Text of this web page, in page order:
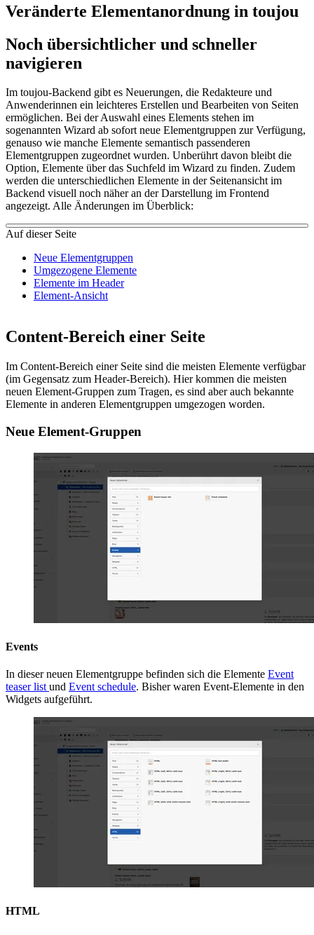
Veränderte Elementanordnung in toujou
Noch übersichtlicher und schneller
navigieren
Im toujou-Backend gibt es Neuerungen, die Redakteure und
Anwenderinnen ein leichteres Erstellen und Bearbeiten von Seiten
ermöglichen. Bei der Auswahl eines Elements stehen im
sogenannten Wizard ab sofort neue Elementgruppen zur Verfügung,
genauso wie manche Elemente semantisch passenderen
Elementgruppen zugeordnet wurden. Unberührt davon bleibt die
Option, Elemente über das Suchfeld im Wizard zu finden. Zudem
werden die unterschiedlichen Elemente in der Seitenansicht im
Backend visuell noch näher an der Darstellung im Frontend
angezeigt. Alle Änderungen im Überblick:
Auf dieser Seite
Neue Elementgruppen
Umgezogene Elemente
Elemente im Header
Element-Ansicht
Content-Bereich einer Seite
Im Content-Bereich einer Seite sind die meisten Elemente verfügbar
(im Gegensatz zum Header-Bereich). Hier kommen die meisten
neuen Element-Gruppen zum Tragen, es sind aber auch bekannte
Elemente in anderen Elementgruppen umgezogen worden.
Neue Element-Gruppen
Events
In dieser neuen Elementgruppe befinden sich die Elemente Event
teaser list und Event schedule. Bisher waren Event-Elemente in den
Widgets aufgeführt.
HTML